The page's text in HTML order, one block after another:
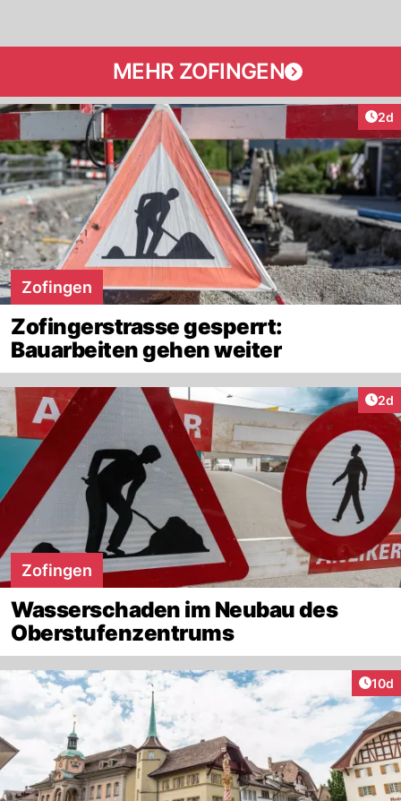
MEHR ZOFINGEN
2d
Zofingen
Zofingerstrasse gesperrt:
Bauarbeiten gehen weiter
2d
Zofingen
Wasserschaden im Neubau des
Oberstufenzentrums
10d